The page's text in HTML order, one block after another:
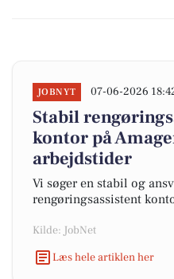
JOBNYT 07-06-2026
Stabil
kontor på
arbejdstider
Vi søger en stabil og
rengøringsassistent
Kilde: JobNet
Læs hele artiklen her